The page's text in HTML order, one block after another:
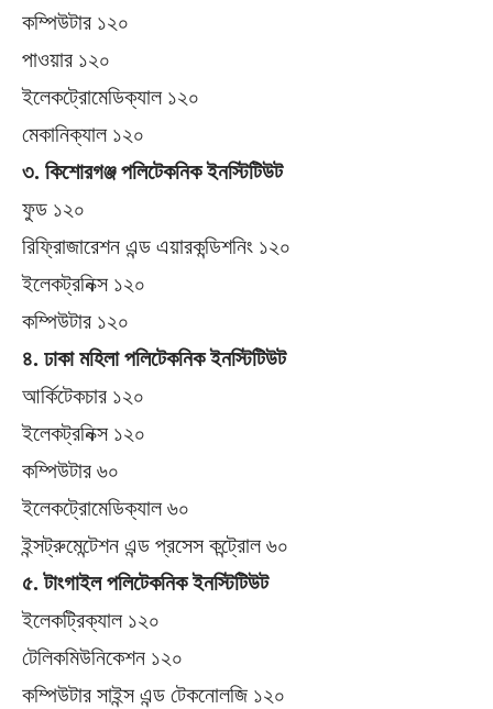
কম্পিউটার ১২০
পাওয়ার ১২০
ইলেকট্রোমেডিক্যাল ১২০
মেকানিক্যাল ১২০
৩. কিশোরগঞ্জ পলিটেকনিক ইনস্টিটিউট
ফুড ১২০
রিফ্রিাজারেশন এন্ড এয়ারকন্ডিশনিং ১২০
ইলেকট্রনিক্স ১২০
কম্পিউটার ১২০
৪. ঢাকা মহিলা পলিটেকনিক ইনস্টিটিউট
আর্কিটেকচার ১২০
ইলেকট্রনিক্স ১২০
কম্পিউটার ৬০
ইলেকট্রোমেডিক্যাল ৬০
ইন্সট্রুমেন্টেশন এন্ড প্রসেস কন্ট্রোল ৬০
৫. টাংগাইল পলিটেকনিক ইনস্টিটিউট
ইলেকট্রিক্যাল ১২০
টেলিকমিউনিকেশন ১২০
কম্পিউটার সাইন্স এন্ড টেকনোলজি ১২০